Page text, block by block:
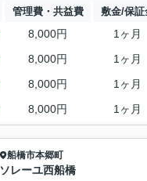
管理費・共益費 敷金/保証
8,000円 1ヶ月
8,000円 1ヶ月
8,000円 1ヶ月
8,000円 1ヶ月
船橋市本郷町
ソレーユ西船橋